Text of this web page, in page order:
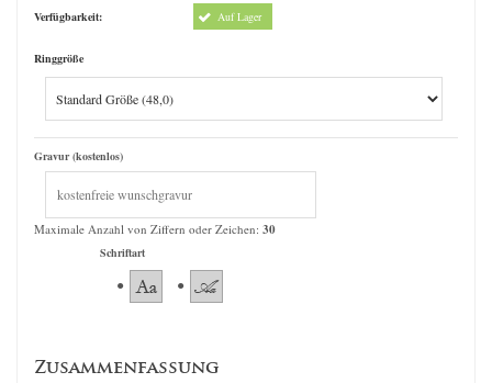
Verfügbarkeit: Auf Lager
Ringgröße
Gravur (kostenlos)
Maximale Anzahl von Ziffern oder Zeichen: 30
Schriftart
Zusammenfassung